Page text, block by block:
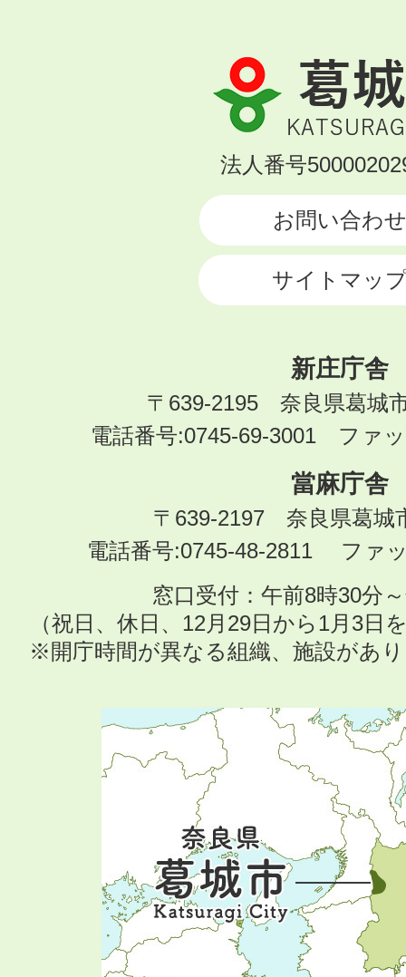
葛
城
市
KATSURAGI
法人番号
お問い合わせ
サイトマッ
新庄庁舎
〒639-2195 奈良県葛城
電話番号:0745-69-3001 ファ
當麻庁舎
〒639-2197 奈良県葛城
電話番号:0745-48-2811 ファ
窓口受付：午前8時30分
（祝日、休日、12月29日から1月3日
※開庁時間が異なる組織、施設があ